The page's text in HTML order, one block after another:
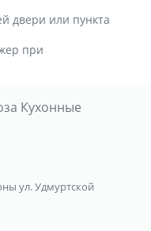
двери или пункта
при
Кухонные
ул. Удмуртской